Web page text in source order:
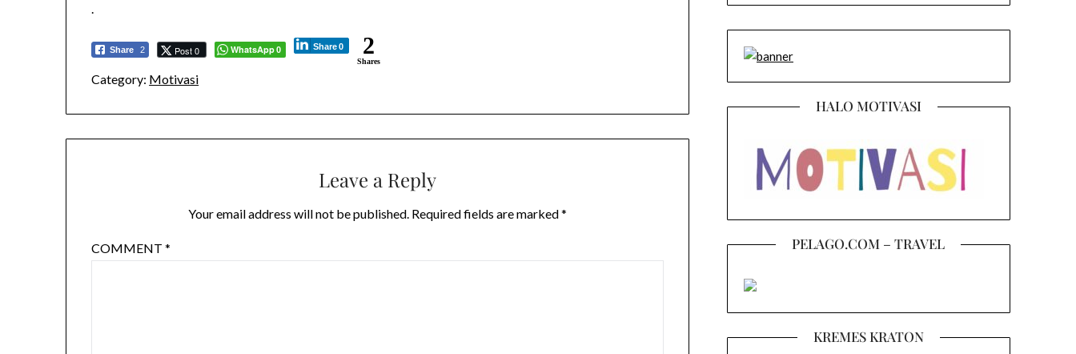
.
Share 2 Post 0 WhatsApp0 Share0 2
Shares
Category: Motivasi
Leave a Reply
Your email address will not be published. Required fields are marked*
COMMENT*
HALO MOTIVASI
PELAGO.COM – TRAVEL
KREMES KRATON